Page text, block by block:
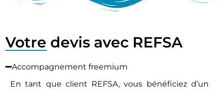
Votre devis avec REFSA
Accompagnement freemium
En tant que client REFSA, vous bénéficiez d’un